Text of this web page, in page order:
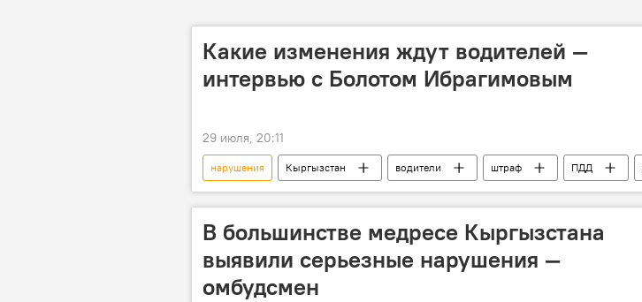
Какие изменения ждут водителей —
интервью с Болотом Ибрагимовым
29 июля, 20:11
нарушения Кыргызстан водители штраф ПДД
дороги
Жогорку Кенеш интервью депутат
В большинстве медресе Кыргызстана
выявили серьезные нарушения —
омбудсмен